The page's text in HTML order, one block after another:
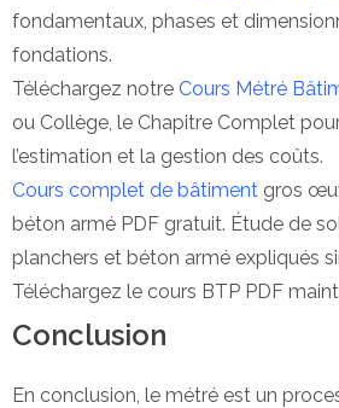
fondamentaux, phases et
fondations.
Téléchargez notre Cours Métré
ou Collège, le Chapitre Complet
l’estimation et la gestion des coûts.
Cours complet de bâtiment gros
béton armé PDF gratuit. Étude de
planchers et béton armé expliqués
Téléchargez le cours BTP PDF
Conclusion
En conclusion, le métré est un